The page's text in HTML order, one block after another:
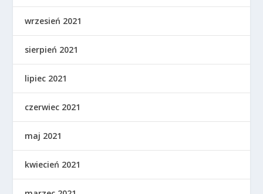
wrzesień 2021
sierpień 2021
lipiec 2021
czerwiec 2021
maj 2021
kwiecień 2021